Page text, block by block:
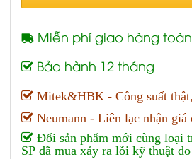
Miễn phí giao hàng
Bảo hành 12 tháng
Mitek&HBK - Công suất
Neumann - Liên lạc nhận giá
Đổi sản phẩm mới cùng loại
SP đã mua xảy ra lỗi kỹ thuật